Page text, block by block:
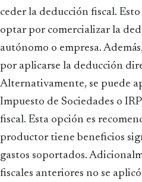
ceder la deducción fiscal.
optar por comercializar la
autónomo o empresa.
por aplicarse la deducción
Alternativamente, se puede
Impuesto de Sociedades o
fiscal. Esta opción es
productor tiene beneficios
gastos soportados.
fiscales anteriores no se